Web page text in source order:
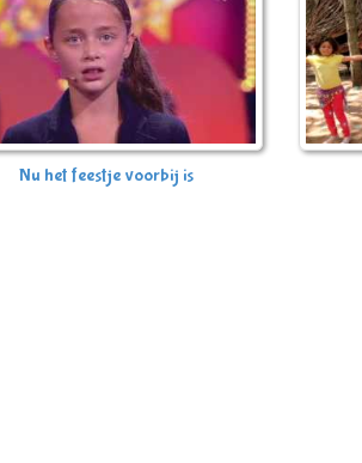
Nu het feestje voorbij is